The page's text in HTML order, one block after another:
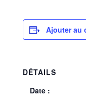
Ajouter au
DÉTAILS
Date :